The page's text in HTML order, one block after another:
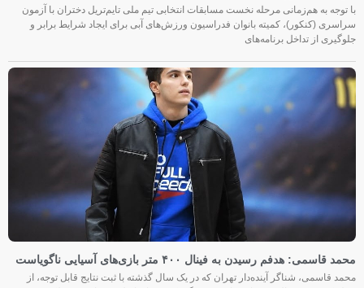
با توجه به هم‌زمانی مرحله نخست مسابقات انتخابی تیم ملی تایم‌تریل دختران با آزمون
سراسری (کنکور)، کمیته بانوان فدراسیون ورزش‌های آبی برای ایجاد شرایط برابر و
جلوگیری از تداخل برنامه‌های
محمد قاسمی: هدفم رسیدن به فینال ۴۰۰ متر بازی‌های آسیایی ناگویاست
محمد قاسمی، شناگر آینده‌دار تهران که در یک سال گذشته با ثبت نتایج قابل توجه، از